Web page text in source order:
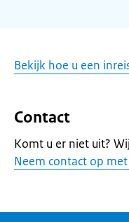
Bekijk hoe u een
Contact
Komt u er niet uit?
Neem contact op